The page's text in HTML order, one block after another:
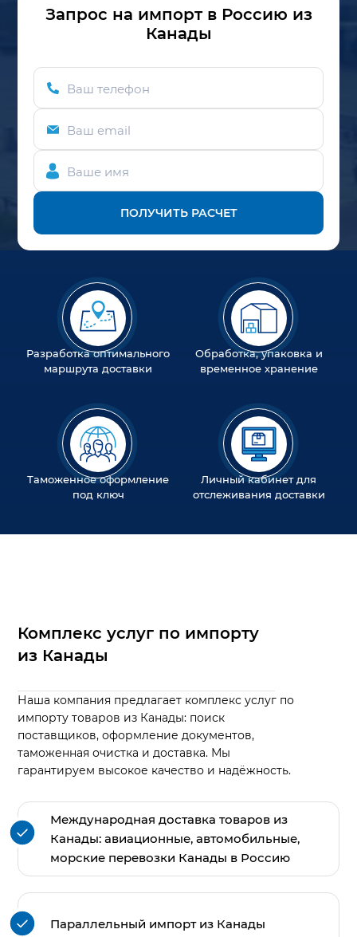
Запрос на импорт в Россию из
Канады
Ваш телефон
Ваш email
Ваше имя
ПОЛУЧИТЬ РАСЧЕТ
Разработка оптимального
маршрута доставки
Обработка, упаковка и
временное хранение
Таможенное оформление
под ключ
Личный кабинет для
отслеживания доставки
Комплекс услуг по импорту
из Канады
Наша компания предлагает комплекс услуг по
импорту товаров из Канады: поиск
поставщиков, оформление документов,
таможенная очистка и доставка. Мы
гарантируем высокое качество и надёжность.
Международная доставка товаров из
Канады: авиационные, автомобильные,
морские перевозки Канады в Россию
Параллельный импорт из Канады